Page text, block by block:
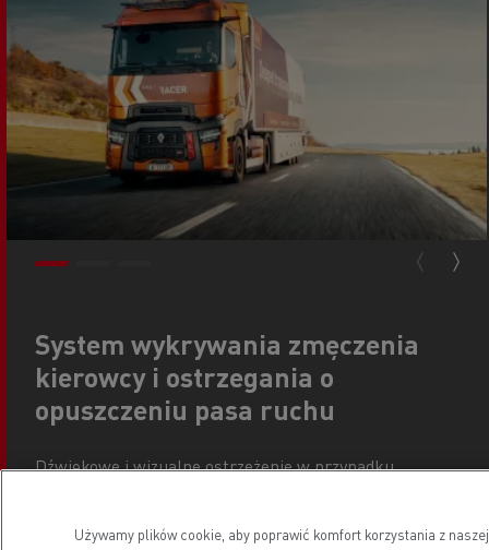
System wykrywania zmęczenia
kierowcy i ostrzegania o
opuszczeniu pasa ruchu
Dźwiękowe i wizualne ostrzeżenie w przypadku
Używamy plików cookie, aby poprawić komfort korzystania z